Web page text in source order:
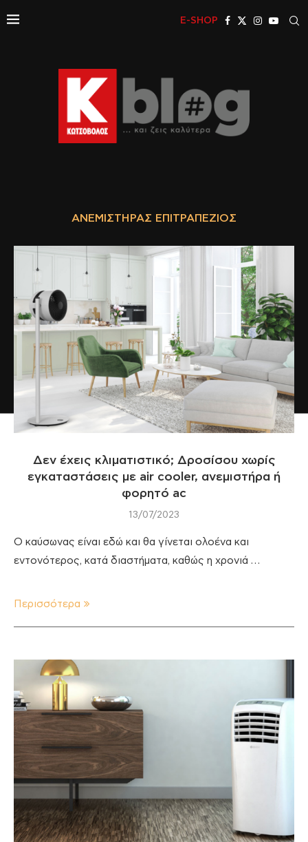
E-SHOP
ΑΝΕΜΙΣΤΉΡΑΣ ΕΠΙΤΡΑΠΈΖΙΟΣ
Δεν έχεις κλιματιστικό; Δροσίσου χωρίς
εγκαταστάσεις με air cooler, ανεμιστήρα ή
φορητό ac
13/07/2023
Ο καύσωνας είναι εδώ και θα γίνεται ολοένα και
εντονότερος, κατά διαστήματα, καθώς η χρονιά …
Περισσότερα